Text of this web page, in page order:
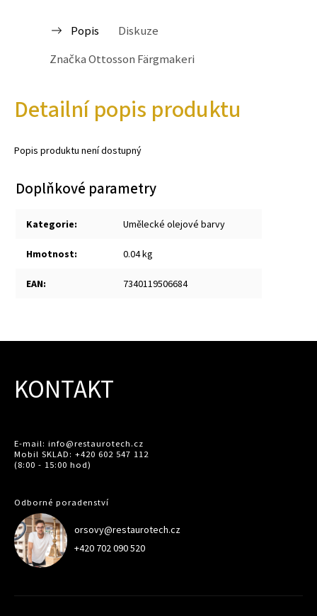
Popis
Diskuze
ZnačkaOttosson Färgmakeri
Detailní popis produktu
Popis produktu není dostupný
Doplňkové parametry
Kategorie: Umělecké olejové barvy
Hmotnost: 0.04 kg
EAN: 7340119506684
KONTAKT
E-mail: info@restaurotech.cz
Mobil SKLAD: +420 602 547 112
(8:00 - 15:00 hod)
Odborné poradenství
orsovy@restaurotech.cz
+420 702 090 520